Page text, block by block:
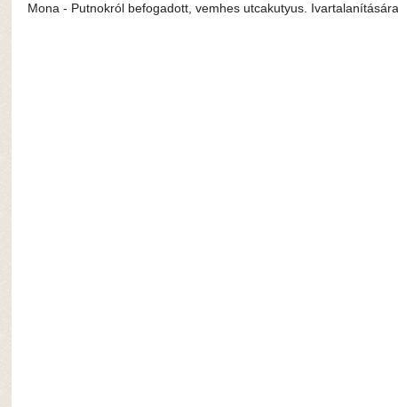
Mona - Putnokról befogadott, vemhes utcakutyus.